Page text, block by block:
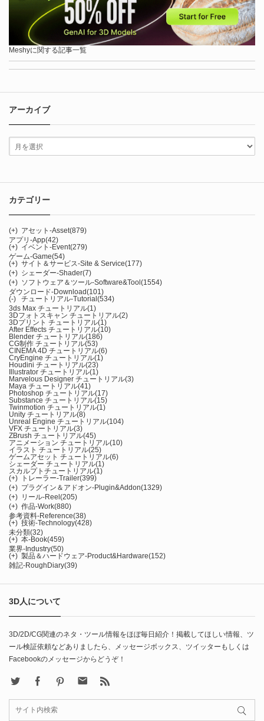
Meshyに関する記事一覧
アーカイブ
カテゴリー
(+) アセット-Asset(879)
アプリ-App(42)
(+) イベント-Event(279)
ゲーム-Game(54)
(+) サイト＆サービス-Site & Service(177)
(+) シェーダー-Shader(7)
(+) ソフトウェア＆ツール-Software&Tool(1554)
ダウンロード-Download(101)
(-)
チュートリアル-Tutorial(534)
3ds Max チュートリアル(1)
3Dフォトスキャン チュートリアル(2)
3Dプリント チュートリアル(1)
After Effects チュートリアル(10)
Blender チュートリアル(186)
CG制作 チュートリアル(53)
CINEMA 4D チュートリアル(6)
CryEngine チュートリアル(1)
Houdini チュートリアル(23)
Illustrator チュートリアル(1)
Marvelous Designer チュートリアル(3)
Maya チュートリアル(41)
Photoshop チュートリアル(17)
Substance チュートリアル(15)
Twinmotion チュートリアル(1)
Unity チュートリアル(8)
Unreal Engine チュートリアル(104)
VFX チュートリアル(3)
ZBrush チュートリアル(45)
アニメーション チュートリアル(10)
イラスト チュートリアル(25)
ゲームアセット チュートリアル(6)
シェーダー チュートリアル(1)
スカルプトチュートリアル(1)
(+)
トレーラー-Trailer(399)
(+) プラグイン＆アドオン-Plugin&Addon(1329)
(+) リール-Reel(205)
(+) 作品-Work(880)
参考資料-Reference(38)
(+) 技術-Technology(428)
未分類(32)
(+) 本-Book(459)
業界-Industry(50)
(+) 製品＆ハードウェア-Product&Hardware(152)
雑記-RoughDiary(39)
3D人について
3D/2D/CG関連のネタ・ツール情報をほぼ毎日紹介！掲載してほしい情報、ツ
ール検証依頼などありましたら、メッセージボックス、ツイッターもしくは
Facebookのメッセージからどうぞ！
FacebookPinterest Contact